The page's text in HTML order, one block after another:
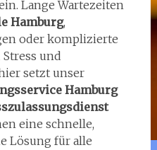
Lange Wartezeiten
Hamburg,
oder komplizierte
und
setzt unser
Hamburg
eine schnelle,
Lösung für alle